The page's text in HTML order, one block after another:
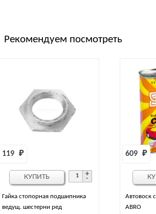
Рекомендуем посмотреть
Гайка стопорная подшипника
ведущ. шестерни ред
119 ₽
КУПИТЬ
Автовоск
ABRO
609 ₽